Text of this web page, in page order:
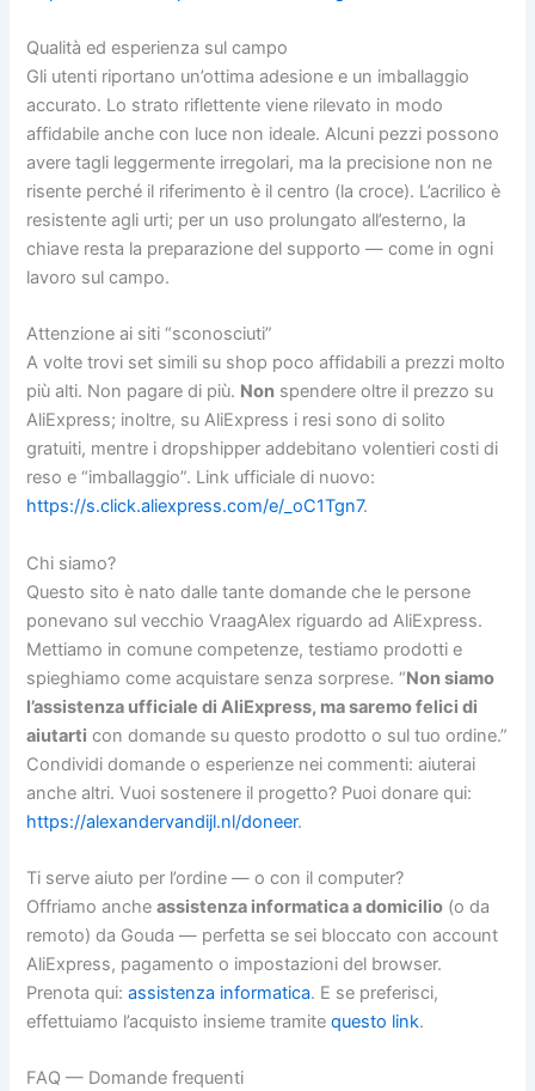
Qualità ed esperienza sul campo
Gli utenti riportano un’ottima adesione e un imballaggio
accurato. Lo strato riflettente viene rilevato in modo
affidabile anche con luce non ideale. Alcuni pezzi possono
avere tagli leggermente irregolari, ma la precisione non ne
risente perché il riferimento è il centro (la croce). L’acrilico è
resistente agli urti; per un uso prolungato all’esterno, la
chiave resta la preparazione del supporto — come in ogni
lavoro sul campo.
Attenzione ai siti “sconosciuti”
A volte trovi set simili su shop poco affidabili a prezzi molto
più alti. Non pagare di più. Non spendere oltre il prezzo su
AliExpress; inoltre, su AliExpress i resi sono di solito
gratuiti, mentre i dropshipper addebitano volentieri costi di
reso e “imballaggio”. Link ufficiale di nuovo:
https://s.click.aliexpress.com/e/_oC1Tgn7.
Chi siamo?
Questo sito è nato dalle tante domande che le persone
ponevano sul vecchio VraagAlex riguardo ad AliExpress.
Mettiamo in comune competenze, testiamo prodotti e
spieghiamo come acquistare senza sorprese. “Non siamo
l’assistenza ufficiale di AliExpress, ma saremo felici di
aiutarti con domande su questo prodotto o sul tuo ordine.”
Condividi domande o esperienze nei commenti: aiuterai
anche altri. Vuoi sostenere il progetto? Puoi donare qui:
https://alexandervandijl.nl/doneer.
Ti serve aiuto per l’ordine — o con il computer?
Offriamo ancheassistenza informatica a domicilio (o da
remoto) da Gouda — perfetta se sei bloccato con account
AliExpress, pagamento o impostazioni del browser.
Prenota qui:assistenza informatica. E se preferisci,
effettuiamo l’acquisto insieme tramitequesto link.
FAQ — Domande frequenti